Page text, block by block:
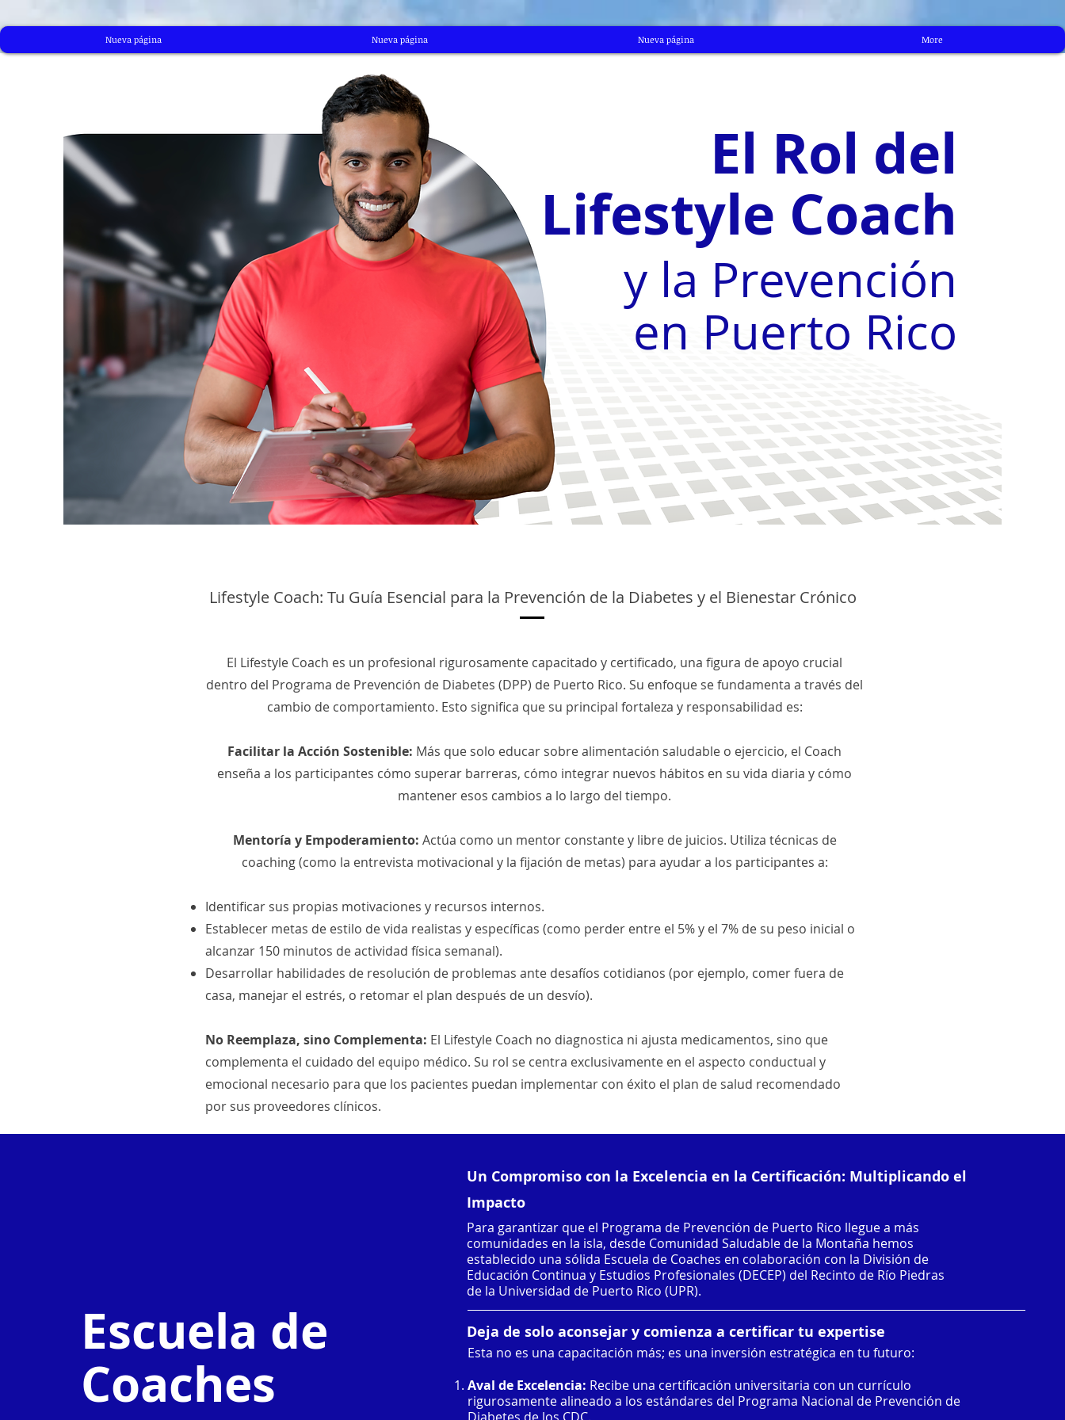
Nueva página Nueva página Nueva página More
El Rol del
Lifestyle Coach
y la Prevención
en Puerto Rico
Lifestyle Coach: Tu Guía Esencial para la Prevención de la Diabetes y el Bienestar Crónico
El Lifestyle Coach es un profesional rigurosamente capacitado y certificado, una figura de apoyo crucial
dentro del Programa de Prevención de Diabetes (DPP) de Puerto Rico. Su enfoque se fundamenta a través del
cambio de comportamiento. Esto significa que su principal fortaleza y responsabilidad es:
Facilitar la Acción Sostenible: Más que solo educar sobre alimentación saludable o ejercicio, el Coach
enseña a los participantes cómo superar barreras, cómo integrar nuevos hábitos en su vida diaria y cómo
mantener esos cambios a lo largo del tiempo.
Mentoría y Empoderamiento: Actúa como un mentor constante y libre de juicios. Utiliza técnicas de
coaching (como la entrevista motivacional y la fijación de metas) para ayudar a los participantes a:
Identificar sus propias motivaciones y recursos internos.
Establecer metas de estilo de vida realistas y específicas (como perder entre el 5% y el 7% de su peso inicial o
alcanzar 150 minutos de actividad física semanal).
Desarrollar habilidades de resolución de problemas ante desafíos cotidianos (por ejemplo, comer fuera de
casa, manejar el estrés, o retomar el plan después de un desvío).
No Reemplaza, sino Complementa: El Lifestyle Coach no diagnostica ni ajusta medicamentos, sino que
complementa el cuidado del equipo médico. Su rol se centra exclusivamente en el aspecto conductual y
emocional necesario para que los pacientes puedan implementar con éxito el plan de salud recomendado
por sus proveedores clínicos.
Escuela de
Coaches
Un Compromiso con la Excelencia en la Certificación: Multiplicando el
Impacto
Para garantizar que el Programa de Prevención de Puerto Rico llegue a más
comunidades en la isla, desde Comunidad Saludable de la Montaña hemos
establecido una sólida Escuela de Coaches en colaboración con la División de
Educación Continua y Estudios Profesionales (DECEP) del Recinto de Río Piedras
de la Universidad de Puerto Rico (UPR).
Deja de solo aconsejar y comienza a certificar tu expertise
Esta no es una capacitación más; es una inversión estratégica en tu futuro:
Aval de Excelencia: Recibe una certificación universitaria con un currículo
rigurosamente alineado a los estándares del Programa Nacional de Prevención de